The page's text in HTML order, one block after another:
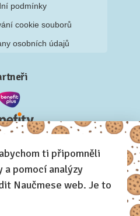
podmínky
cookie souborů
osobních údajů
ti připomněli
a pomocí analýzy
Naučmese web. Je to